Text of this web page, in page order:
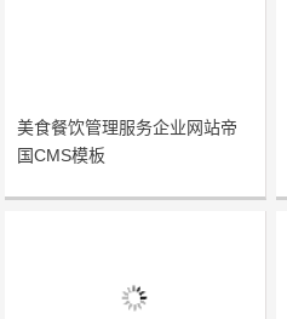
美食餐饮管理服务企业网站帝
国CMS模板